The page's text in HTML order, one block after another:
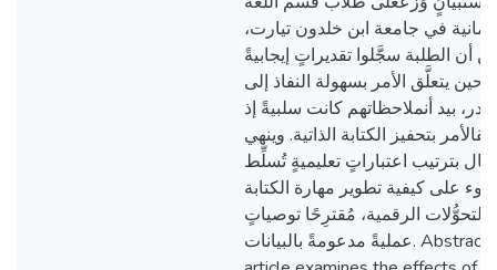
في جامعة ابن خلدون تيارت،
أن الطلبة سجَّلوا تقديراتٍ إيجابيةً
حين يتعلَّق الأمر بسهولة النفاذ إلى
بيد أنملاحظاتهم كانت سلبيةً إذ
بتحفيز الكتابة الذاتية. وينهي
بترتيب اعتباراتٍ تعليميةٍ تُسلِّط
على كيفية تطوير مهارة الكتابة
الرقمية، مُقترِحًا توصياتٍ
عمليةً مدعومةً بالبيانات. Abstract : This